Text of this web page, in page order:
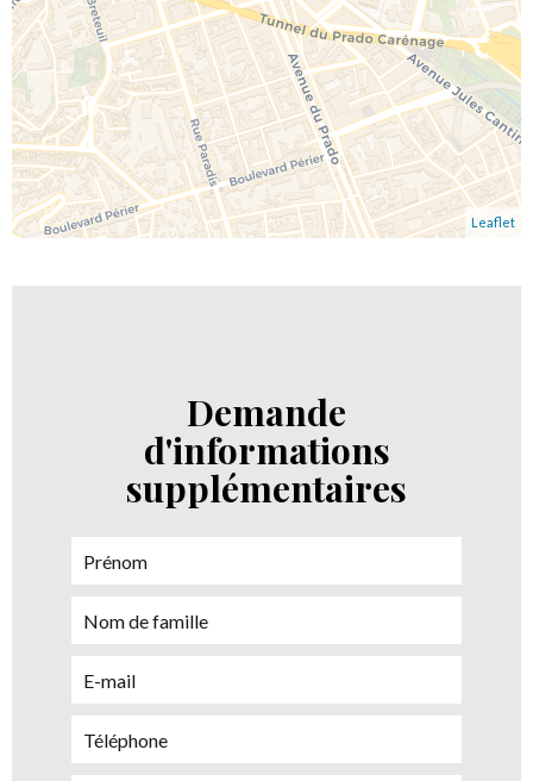
Leaflet
Demande
d'informations
supplémentaires